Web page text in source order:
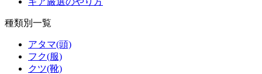
種類別一覧
アタマ(頭)
フク(服)
クツ(靴)